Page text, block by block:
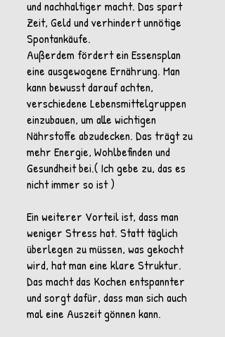
und nachhaltiger macht. Das spart
Zeit, Geld und verhindert unnötige
Spontankäufe.
Außerdem fördert ein Essensplan
eine ausgewogene Ernährung. Man
kann bewusst darauf achten,
verschiedene Lebensmittelgruppen
einzubauen, um alle wichtigen
Nährstoffe abzudecken. Das trägt zu
mehr Energie, Wohlbefinden und
Gesundheit bei.( Ich gebe zu, das es
nicht immer so ist )
Ein weiterer Vorteil ist, dass man
weniger Stress hat. Statt täglich
überlegen zu müssen, was gekocht
wird, hat man eine klare Struktur.
Das macht das Kochen entspannter
und sorgt dafür, dass man sich auch
mal eine Auszeit gönnen kann.